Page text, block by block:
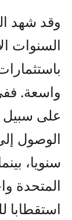
وقد شهد
السنوات
واسعة.
سنويا،
المتحدة
استقطابا